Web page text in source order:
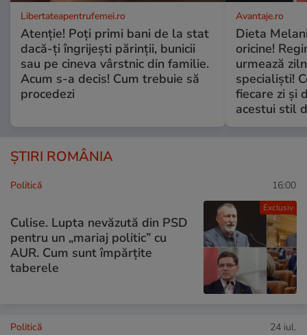
Libertateapentrufemei.ro
Atenție! Poți primi bani de la stat
dacă-ți îngrijești părinții, bunicii
sau pe cineva vârstnic din familie.
Acum s-a decis! Cum trebuie să
procedezi
Avantaje.ro
Dieta
oricine!
urmează
specialiști!
fiecare zi și
acestui stil
ȘTIRI ROMÂNIA
Exclusiv
Politică 16:00
Culise. Lupta nevăzută din PSD
pentru un „mariaj politic” cu
AUR. Cum sunt împărțite
taberele
Politică 24 iul.